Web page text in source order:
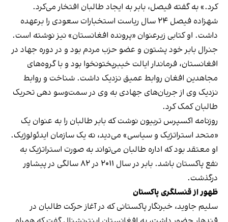
کرد.» به گفته فیصل، بابر به ایجاد طالبان افتخار می‌کرد.
شهزاده فیصل ۲۴ سال ریاست استخبارات سعودی را برعهده
داشت. او کتابی زیرعنوان «پرونده افغانستان» نیز نوشته است.
جنرال بابر خود پشتون و عضو حزب مردم بود و در دوره جهاد در
افغانستان، فرماندار ایالت خیبرپختونخوا بود و با گروه‌های
مجاهدین افغان روابط عمیق نزدیک داشت. شناخت و روابط
نزدیک وی از جریان‌های جهادی به وی در سمت‌وسو دهی تحریک
طالبان کمک کرد.
روزنامه اکسپرس تربیون نوشت که بابر طالبان را به عنوان یک
«متحد استراتژیک و سیاسی» می‌دید، نه یک سازمان ایدئولوژیک.
او معتقد بود که اداره طالبان می‌تواند به صورت استراتژیک به
نفع پاکستان باشد. بابر در سال ۲۰۱۱ در ۸۲ سالگی در پیشاور
درگذشت.
ظهور از قنسلگری پاکستان
سلیم جاوید، خبرنگار پاکستانی که در آغاز حرکت طالبان در